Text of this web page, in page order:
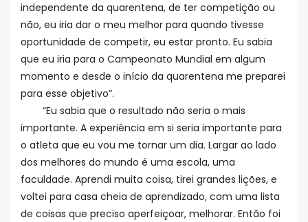
independente da quarentena, de ter competição ou
não, eu iria dar o meu melhor para quando tivesse
oportunidade de competir, eu estar pronto. Eu sabia
que eu iria para o Campeonato Mundial em algum
momento e desde o início da quarentena me preparei
para esse objetivo”.
“Eu sabia que o resultado não seria o mais
importante. A experiência em si seria importante para
o atleta que eu vou me tornar um dia. Largar ao lado
dos melhores do mundo é uma escola, uma
faculdade. Aprendi muita coisa, tirei grandes lições, e
voltei para casa cheia de aprendizado, com uma lista
de coisas que preciso aperfeiçoar, melhorar. Então foi